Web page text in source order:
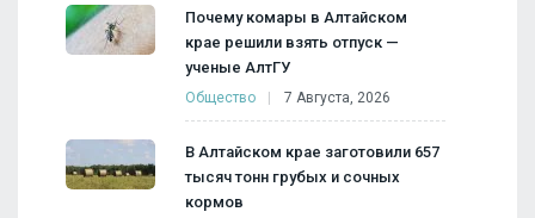
Почему комары в Алтайском
крае решили взять отпуск —
ученые АлтГУ
Общество 7 Августа, 2026
В Алтайском крае заготовили 657
тысяч тонн грубых и сочных
кормов